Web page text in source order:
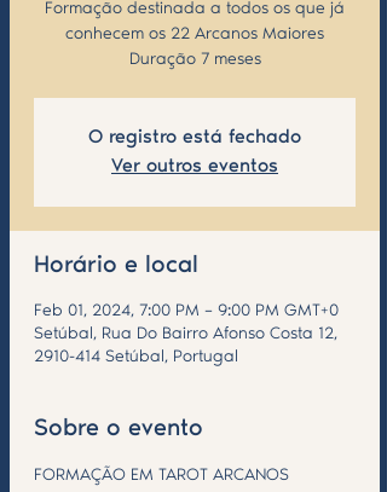
Formação destinada a todos os que já
conhecem os 22 Arcanos Maiores
Duração 7 meses
O registro está fechado
Ver outros eventos
Horário e local
Feb 01, 2024, 7:00 PM – 9:00 PM GMT+0
Setúbal, Rua Do Bairro Afonso Costa 12,
2910-414 Setúbal, Portugal
Sobre o evento
FORMAÇÃO EM TAROT ARCANOS